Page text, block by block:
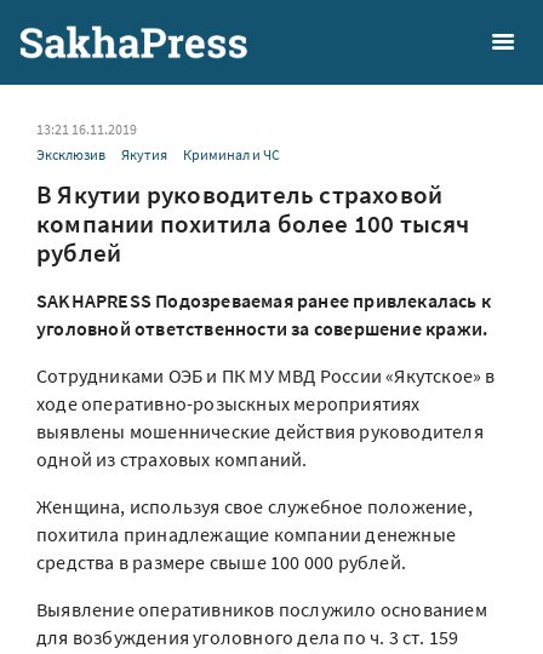
13:21 16.11.2019
Эксклюзив
Якутия Криминал и ЧС
В Якутии руководитель страховой
компании похитила более 100 тысяч
рублей
SAKHAPRESS Подозреваемая ранее привлекалась к
уголовной ответственности за совершение кражи.
Сотрудниками ОЭБ и ПК МУ МВД России «Якутское» в
ходе оперативно-розыскных мероприятиях
выявлены мошеннические действия руководителя
одной из страховых компаний.
Женщина, используя свое служебное положение,
похитила принадлежащие компании денежные
средства в размере свыше 100 000 рублей.
Выявление оперативников послужило основанием
для возбуждения уголовного дела по ч. 3 ст. 159